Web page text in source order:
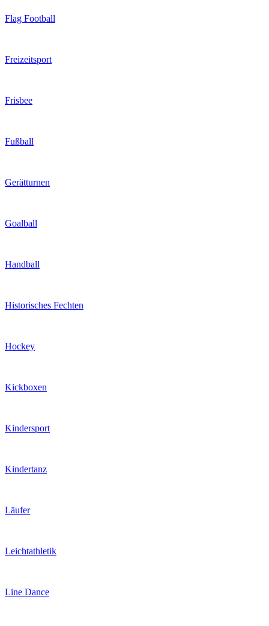
Flag Football
Freizeitsport
Frisbee
Fußball
Gerätturnen
Goalball
Handball
Historisches Fechten
Hockey
Kickboxen
Kindersport
Kindertanz
Läufer
Leichtathletik
Line Dance